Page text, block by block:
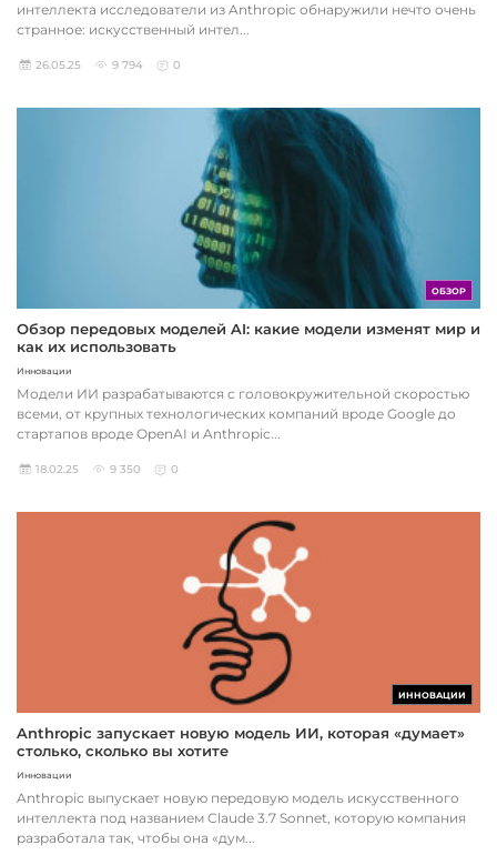
интеллекта исследователи из Anthropic обнаружили нечто очень
странное: искусственный интел...
26.05.25 9 794 0
ОБЗОР
Обзор передовых моделей AI: какие модели изменят мир и
как их использовать
Инновации
Модели ИИ разрабатываются с головокружительной скоростью
всеми, от крупных технологических компаний вроде Google до
стартапов вроде OpenAI и Anthropic...
18.02.25 9 350 0
ИННОВАЦИИ
Anthropic запускает новую модель ИИ, которая «думает»
столько, сколько вы хотите
Инновации
Anthropic выпускает новую передовую модель искусственного
интеллекта под названием Claude 3.7 Sonnet, которую компания
разработала так, чтобы она «дум...